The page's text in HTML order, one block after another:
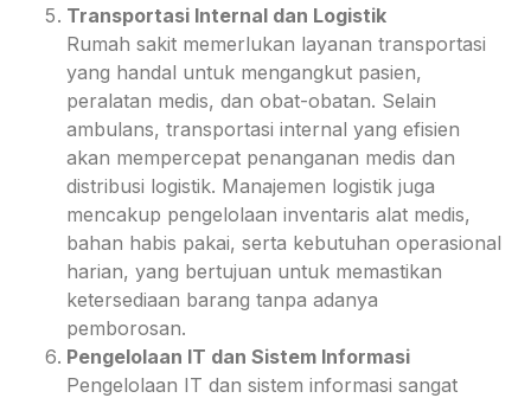
Transportasi Internal dan Logistik
Rumah sakit memerlukan layanan transportasi
yang handal untuk mengangkut pasien,
peralatan medis, dan obat-obatan. Selain
ambulans, transportasi internal yang efisien
akan mempercepat penanganan medis dan
distribusi logistik. Manajemen logistik juga
mencakup pengelolaan inventaris alat medis,
bahan habis pakai, serta kebutuhan operasional
harian, yang bertujuan untuk memastikan
ketersediaan barang tanpa adanya
pemborosan.
Pengelolaan IT dan Sistem Informasi
Pengelolaan IT dan sistem informasi sangat